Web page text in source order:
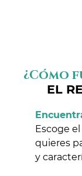
¿Cómo
EL
Escoge
quieres
y